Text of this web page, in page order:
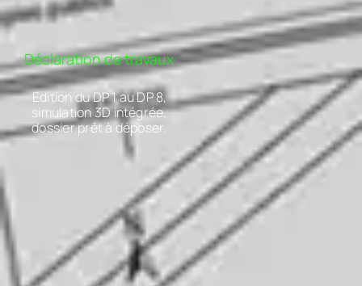
Déclaration de travaux
Edition du DP 1 au DP 8,
simulation 3D intégrée,
dossier prêt à déposer.